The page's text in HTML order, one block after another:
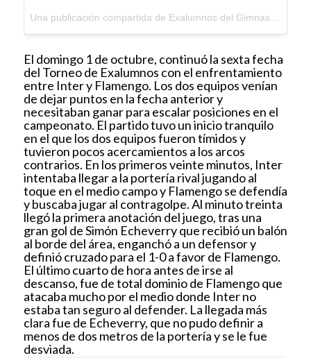
Una publicación compartida de Exalumnos del Gimnasio Moderno (@exalumnosgm) el
El domingo 1 de octubre, continuó la sexta fecha
del Torneo de Exalumnos con el enfrentamiento
entre Inter y Flamengo. Los dos equipos venían
de dejar puntos en la fecha anterior y
necesitaban ganar para escalar posiciones en el
campeonato. El partido tuvo un inicio tranquilo
en el que los dos equipos fueron tímidos y
tuvieron pocos acercamientos a los arcos
contrarios. En los primeros veinte minutos, Inter
intentaba llegar a la portería rival jugando al
toque en el medio campo y Flamengo se defendía
y buscaba jugar al contragolpe. Al minuto treinta
llegó la primera anotación del juego, tras una
gran gol de Simón Echeverry que recibió un balón
al borde del área, enganchó a un defensor y
definió cruzado para el 1-0 a favor de Flamengo.
El último cuarto de hora antes de irse al
descanso, fue de total dominio de Flamengo que
atacaba mucho por el medio donde Inter no
estaba tan seguro al defender. La llegada más
clara fue de Echeverry, que no pudo definir a
menos de dos metros de la portería y se le fue
desviada.